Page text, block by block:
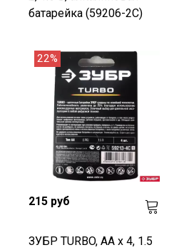
батарейка (59206-2C)
22%
215 руб
ЗУБР TURBO, АА х 4, 1.5